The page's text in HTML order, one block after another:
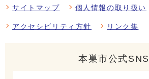
サイトマップ 個人情報の取り扱い
アクセシビリティ方針 リンク集
本巣市公式SNS